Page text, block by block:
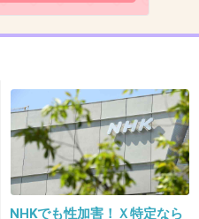
すがに少しずつ老け
NHKでも性加害！Ｘ特定なら